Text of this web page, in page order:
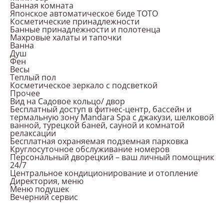
Ванная комната
Японское автоматическое биде ТОТО
Косметические принадлежности
Банные принадлежности и полотенца
Махровые халаты и тапочки
Ванна
Душ
Фен
Весы
Теплый пол
Косметическое зеркало с подсветкой
Прочее
Вид на Садовое кольцо/ двор
Бесплатный доступ в фитнес-центр, бассейн и
термальную зону Mandara Spa с джакузи, шелковой
ванной, турецкой баней, сауной и комнатой
релаксации
Бесплатная охраняемая подземная парковка
Круглосуточное обслуживание номеров
Персональный дворецкий – ваш личный помощник
24/7
Центральное кондиционирование и отопление
Директория, меню
Меню подушек
Вечерний сервис